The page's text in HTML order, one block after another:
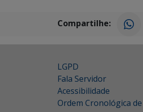
Compartilhe:
LGPD
Fala Servidor
Acessibilidade
Ordem Cronológica